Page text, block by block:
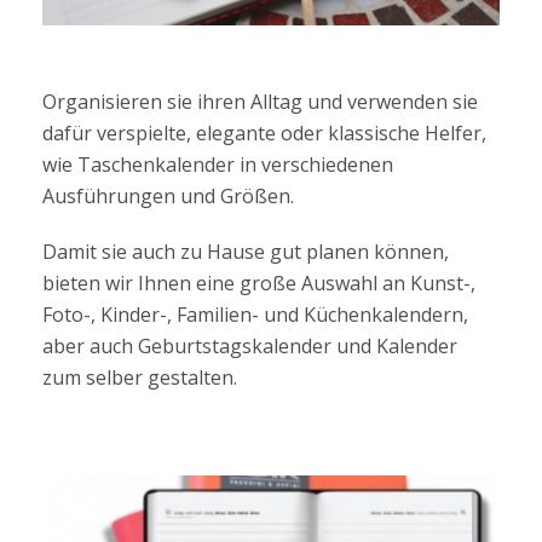
Organisieren sie ihren Alltag und verwenden sie
dafür verspielte, elegante oder klassische Helfer,
wie Taschenkalender in verschiedenen
Ausführungen und Größen.
Damit sie auch zu Hause gut planen können,
bieten wir Ihnen eine große Auswahl an Kunst-,
Foto-, Kinder-, Familien- und Küchenkalendern,
aber auch Geburtstagskalender und Kalender
zum selber gestalten.